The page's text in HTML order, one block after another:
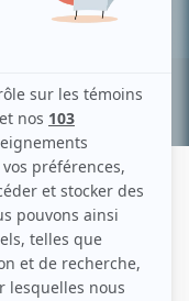
Recherche avancée »